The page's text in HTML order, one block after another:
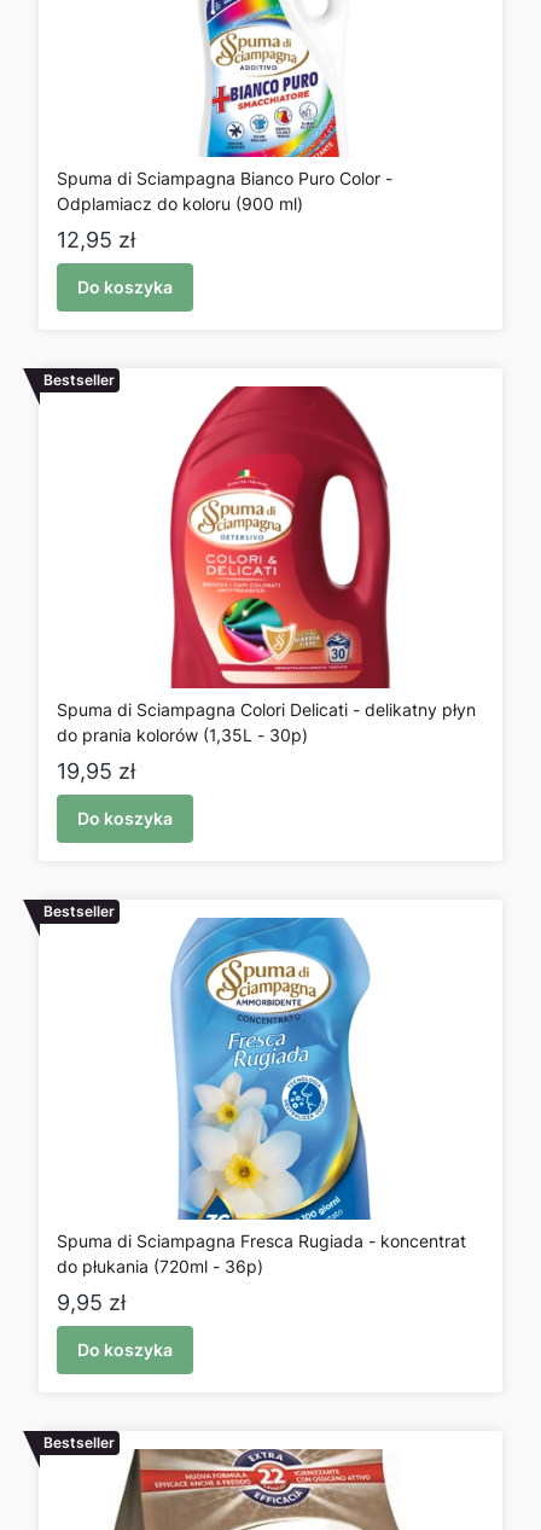
Spuma di Sciampagna Bianco Puro Color -
Odplamiacz do koloru (900 ml)
Cena
12,95 zł
Do koszyka
Bestseller
Spuma di Sciampagna Colori Delicati - delikatny płyn
do prania kolorów (1,35L - 30p)
Cena
19,95 zł
Do koszyka
Bestseller
Spuma di Sciampagna Fresca Rugiada - koncentrat
do płukania (720ml - 36p)
Cena
9,95 zł
Do koszyka
Bestseller